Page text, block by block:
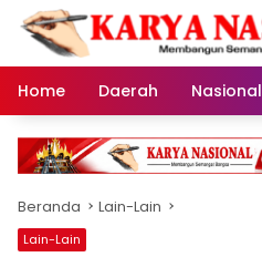
Langsung
konten
Home
Daerah Nasional
Beranda Lain-Lain
Lain-Lain